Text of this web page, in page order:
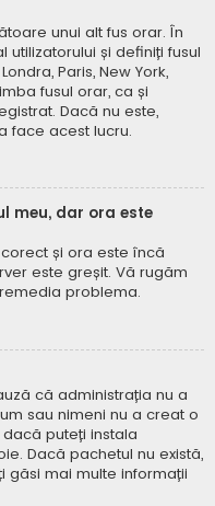
unui alt fus orar. În
utilizatorului și definiți fusul
Paris, New York,
fusul orar, ca și
Dacă nu este,
face acest lucru.
meu, dar ora este
și ora este încă
este greșit. Vă rugăm
problema.
că administrația nu a
sau nimeni nu a creat o
puteți instala
Dacă pachetul nu există,
găsi mai multe informații